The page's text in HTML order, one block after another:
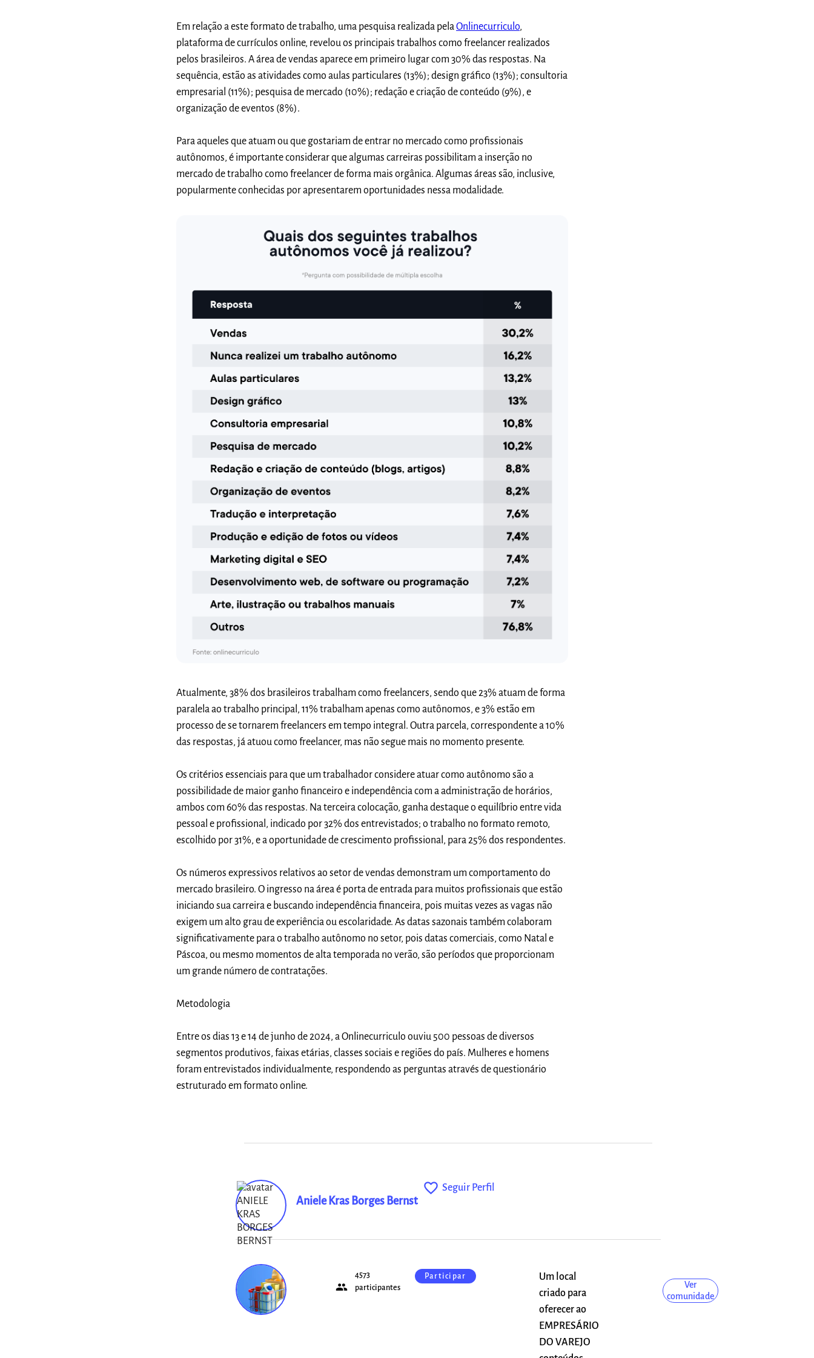
Em relação a este formato de trabalho, uma pesquisa realizada pelaOnlinecurriculo,
plataforma de currículos online, revelou os principais trabalhos como freelancer realizados
pelos brasileiros.A área de vendas aparece em primeiro lugar com 30% das respostas. Na
sequência, estão as atividades como aulas particulares (13%); design gráfico (13%); consultoria
empresarial (11%); pesquisa de mercado (10%); redação e criação de conteúdo (9%), e
organização de eventos (8%).
Para aqueles que atuam ou que gostariam de entrar no mercado como profissionais
autônomos, é importante considerar que algumas carreiras possibilitam a inserção no
mercado de trabalho como freelancer de forma mais orgânica. Algumas áreas são, inclusive,
popularmente conhecidas por apresentarem oportunidades nessa modalidade.
Atualmente,38% dos brasileiros trabalham como freelancers, sendo que 23% atuam de forma
paralela ao trabalho principal, 11% trabalham apenas como autônomos, e 3% estão em
processo de se tornarem freelancers em tempo integral. Outra parcela, correspondente a 10%
das respostas, já atuou como freelancer, mas não segue mais no momento presente.
Os critérios essenciais para que um trabalhador considere atuar como autônomo são a
possibilidade de maior ganho financeiro e independência com a administração de horários,
ambos com 60% das respostas. Na terceira colocação, ganha destaque o equilíbrio entre vida
pessoal e profissional, indicado por 32% dos entrevistados; o trabalho no formato remoto,
escolhido por 31%, e a oportunidade de crescimento profissional, para 25% dos respondentes.
Os números expressivos relativos ao setor de vendas demonstram um comportamento do
mercado brasileiro. O ingresso na área é porta de entrada para muitos profissionais que estão
iniciando sua carreira e buscando independência financeira, pois muitas vezes as vagas não
exigem um alto grau de experiência ou escolaridade. As datas sazonais também colaboram
significativamente para o trabalho autônomo no setor, pois datas comerciais, como Natal e
Páscoa, ou mesmo momentos de alta temporada no verão, são períodos que proporcionam
um grande número de contratações.
Metodologia
Entre os dias 13 e 14 de junho de 2024, a Onlinecurriculo ouviu 500 pessoas de diversos
segmentos produtivos, faixas etárias, classes sociais e regiões do país. Mulheres e homens
foram entrevistados individualmente, respondendo as perguntas através de questionário
estruturado em formato online.
Aniele Kras Borges Bernst
favorite_outline Seguir Perfil
Varejo people
4573
participantes
Participar
Um local
criado para
oferecer ao
EMPRESÁRIO
DO VAREJO
Ver
comunidade